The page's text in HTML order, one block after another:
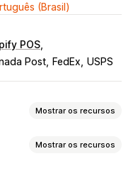
(Brasil)
POS
Post FedEx USPS
Mostrar os recursos
Mostrar os recursos